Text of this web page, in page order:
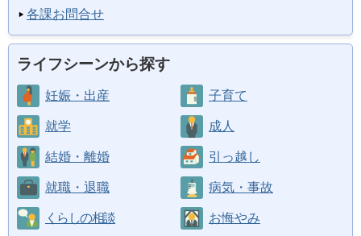
各課お問合せ
ライフシーンから探す
妊娠・出産 子育て
就学 成人
結婚・離婚 引っ越し
就職・退職 病気・事故
くらしの相談 お悔やみ